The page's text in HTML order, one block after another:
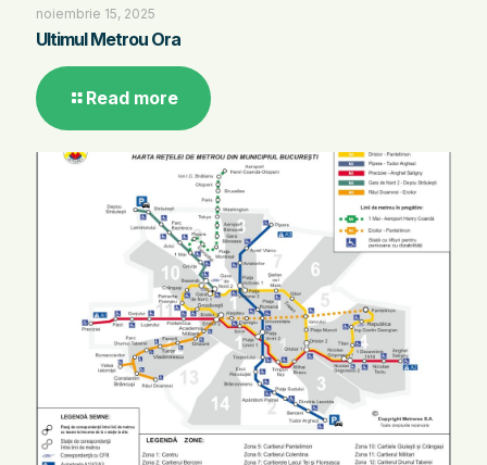
noiembrie 15, 2025
Ultimul Metrou Ora
Read more